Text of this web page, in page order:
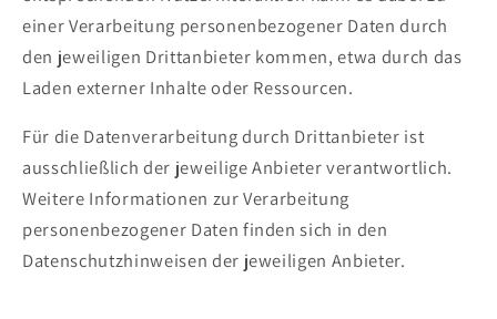
einer Verarbeitung personenbezogener Daten durch
den jeweiligen Drittanbieter kommen, etwa durch das
Laden externer Inhalte oder Ressourcen.
Für die Datenverarbeitung durch Drittanbieter ist
ausschließlich der jeweilige Anbieter verantwortlich.
Weitere Informationen zur Verarbeitung
personenbezogener Daten finden sich in den
Datenschutzhinweisen der jeweiligen Anbieter.